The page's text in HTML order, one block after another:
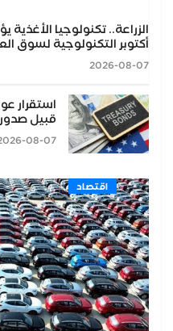
أكتوبر التكنولوجية لسوق
2026-08-07
استقرار
قبيل صدور
08-07
اقتصاد